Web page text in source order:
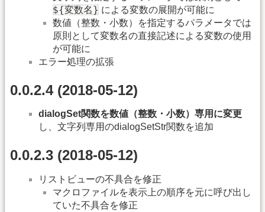
${変数名} による変数の展開が可能に
数値（整数・小数）を指定するパラメータでは
原則として変数名の直接記述による変数の使用
が可能に
エラー処理の拡張
0.0.2.4 (2018-05-12)
dialogSet関数を数値（整数・小数）専用に変更
し、文字列専用のdialogSetStr関数を追加
0.0.2.3 (2018-05-12)
リストビューの不具合を修正
マクロファイルを表示上の順序を元に呼び出し
ていた不具合を修正